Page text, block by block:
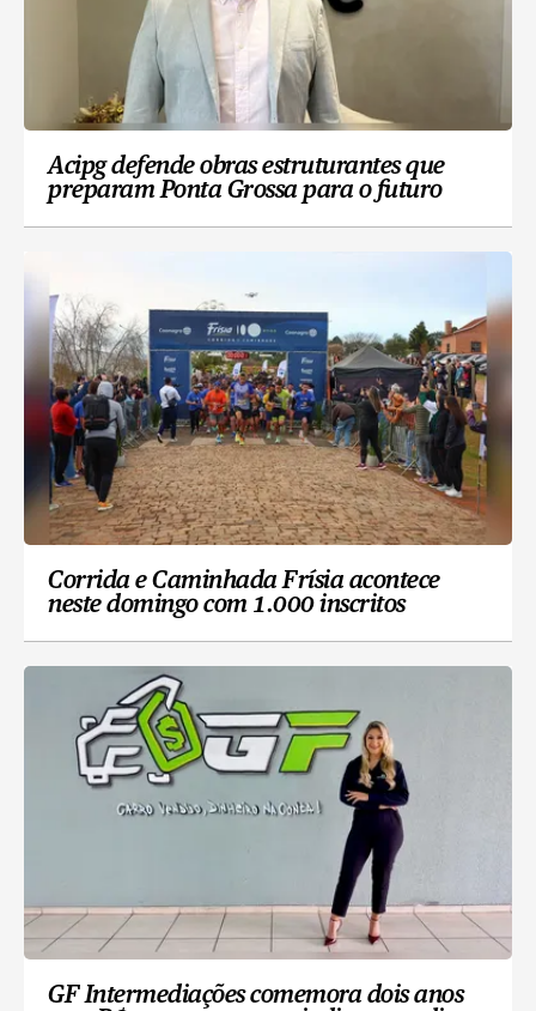
Acipg defende obras estruturantes que
preparam Ponta Grossa para o futuro
Corrida e Caminhada Frísia acontece
neste domingo com 1.000 inscritos
GF Intermediações comemora dois anos